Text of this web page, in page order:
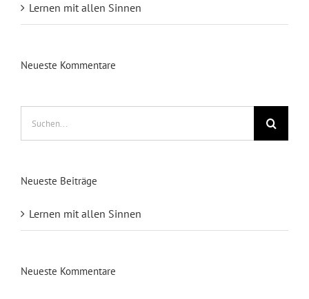
Lernen mit allen Sinnen
Neueste Kommentare
Neueste Beiträge
Lernen mit allen Sinnen
Neueste Kommentare